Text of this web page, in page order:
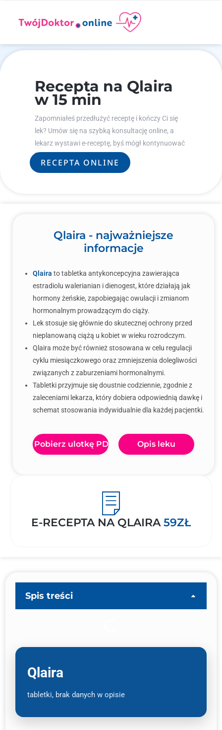
Recepta na Qlaira
w 15 min
Zapomniałeś przedłużyć receptę i kończy Ci się
lek? Umów się na szybką konsultację online, a
lekarz wystawi e-receptę, byś mógł kontynuować
leczenie.
RECEPTA ONLINE
Qlaira - najważniejsze
informacje
Qlaira to tabletka antykoncepcyjna zawierająca
estradiolu walerianian i dienogest, które działają jak
hormony żeńskie, zapobiegając owulacji i zmianom
hormonalnym prowadzącym do ciąży.
Lek stosuje się głównie do skutecznej ochrony przed
nieplanowaną ciążą u kobiet w wieku rozrodczym.
Qlaira może być również stosowana w celu regulacji
cyklu miesiączkowego oraz zmniejszenia dolegliwości
związanych z zaburzeniami hormonalnymi.
Tabletki przyjmuje się doustnie codziennie, zgodnie z
zaleceniami lekarza, który dobiera odpowiednią dawkę i
schemat stosowania indywidualnie dla każdej pacjentki.
Pobierz ulotkę PDF Opis leku
E-RECEPTA NA QLAIRA59ZŁ
Spis treści
Qlaira
tabletki, brak danych w opisie